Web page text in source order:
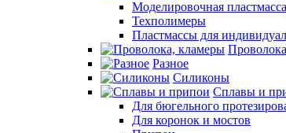
Моделировочная пластмасса
Техполимеры
Пластмассы для
Разное
Силиконы
Сплавы и
Для бюгельного
Для коронок и мостов